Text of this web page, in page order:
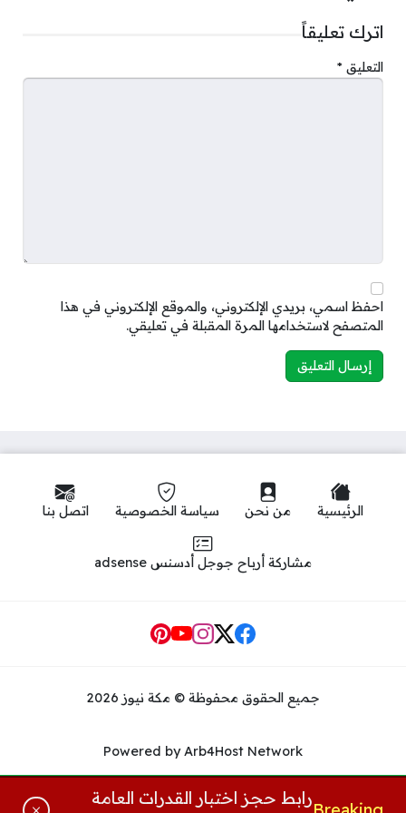
اترك تعليقاً
التعليق *
احفظ اسمي، بريدي الإلكتروني، والموقع الإلكتروني في هذا
المتصفح لاستخدامها المرة المقبلة في تعليقي.
الرئيسية من نحن سياسة الخصوصية اتصل بنا
مشاركة أرباح جوجل أدسنس adsense
Social Links
جميع الحقوق محفوظة © مكة نيوز 2026
Powered by Arb4Host Network
رابط حجز اختبار القدرات العامة